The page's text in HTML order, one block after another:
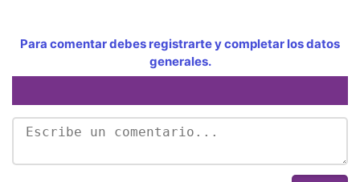
Para comentar debes registrarte y completar los datos
generales.